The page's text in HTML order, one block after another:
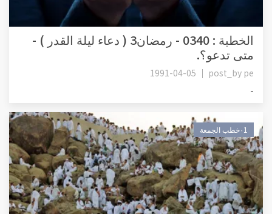
الخطبة : 0340 - رمضان3 ( دعاء ليلة القدر ) -
متى تدعو؟.
post_by pe
1991-04-05
-
٠1خطب الجمعة